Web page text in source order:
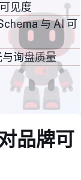
见度
与 AI 可
询盘质量
品牌可